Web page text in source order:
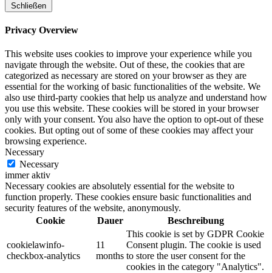
Schließen
Privacy Overview
This website uses cookies to improve your experience while you
navigate through the website. Out of these, the cookies that are
categorized as necessary are stored on your browser as they are
essential for the working of basic functionalities of the website. We
also use third-party cookies that help us analyze and understand how
you use this website. These cookies will be stored in your browser
only with your consent. You also have the option to opt-out of these
cookies. But opting out of some of these cookies may affect your
browsing experience.
Necessary
Necessary
immer aktiv
Necessary cookies are absolutely essential for the website to
function properly. These cookies ensure basic functionalities and
security features of the website, anonymously.
Cookie
Dauer Beschreibung
cookielawinfo-
checkbox-analytics
11
months
This cookie is set by GDPR Cookie
Consent plugin. The cookie is used
to store the user consent for the
cookies in the category "Analytics".